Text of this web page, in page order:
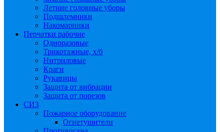
Летние головные уборы
Подшлемники
Накомарники
Перчатки рабочие
Одноразовые
Трикотажные, х/б
Нитриловые
Краги
Рукавицы
Защита от вибрации
Защита от порезов
СИЗ
Пожарное оборудование
Огнетушители